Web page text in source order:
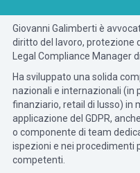
Giovanni Galimberti è
diritto del lavoro, protezione
Legal Compliance Manager
Ha sviluppato una solida
nazionali e internazionali (in
finanziario, retail di lusso) in
applicazione del GDPR,
o componente di team
ispezioni e nei procedimenti
competenti.